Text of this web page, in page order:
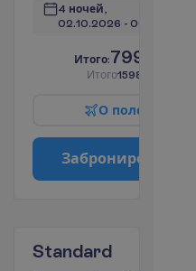
4 ночей,
02.10.2026 - 06.10.2026
Итого:799.00
Итого1598.00
О поле
Заброниро
Standard